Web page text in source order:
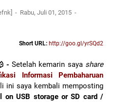
Rabu, Juli 01, 2015
Short URL: http://goo.gl/yrSQd2
- Setelah kemarin saya share
Informasi Pembaharuan
ini saya kembali memposting
on USB storage or SD card /